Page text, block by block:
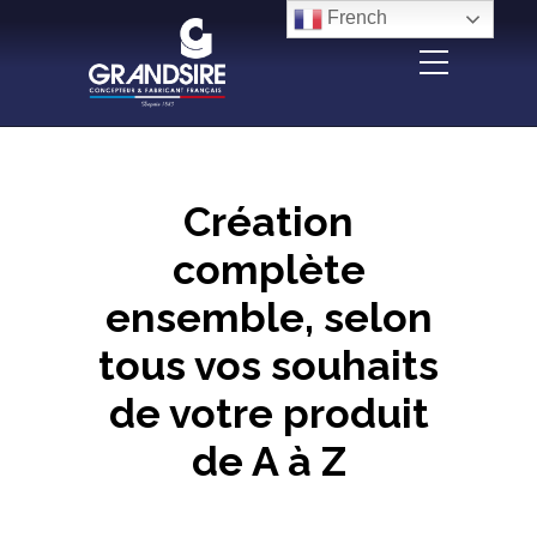
Création
complète
ensemble, selon
tous vos souhaits
de votre produit
de A à Z
French